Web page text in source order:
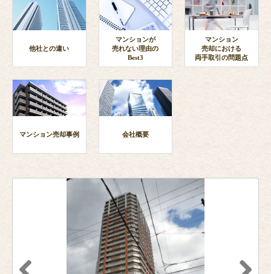
他社との違い
マンションが
売れない理由の
Best3
マンション
売却における
両手取引の問題点
マンション売却事例 会社概要